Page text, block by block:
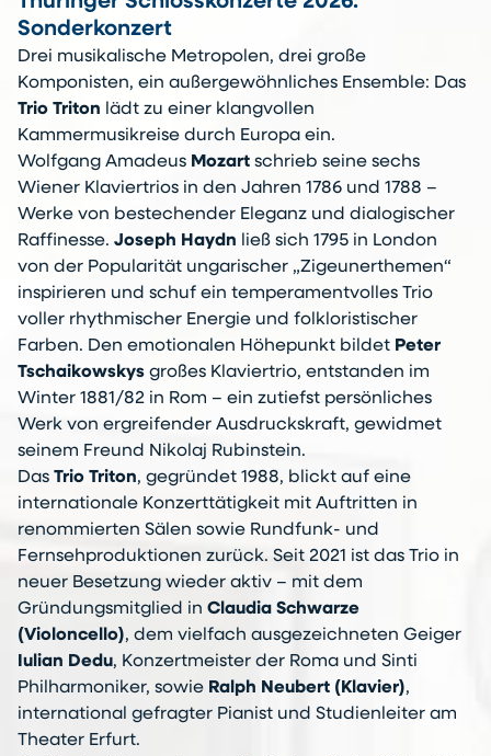
Sonderkonzert
Drei musikalische Metropolen, drei große
Komponisten, ein außergewöhnliches Ensemble: Das
Trio Triton lädt zu einer klangvollen
Kammermusikreise durch Europa ein.
Wolfgang Amadeus Mozart schrieb seine sechs
Wiener Klaviertrios in den Jahren 1786 und 1788 –
Werke von bestechender Eleganz und dialogischer
Raffinesse. Joseph Haydn ließ sich 1795 in London
von der Popularität ungarischer „Zigeunerthemen“
inspirieren und schuf ein temperamentvolles Trio
voller rhythmischer Energie und folkloristischer
Farben. Den emotionalen Höhepunkt bildet Peter
Tschaikowskys großes Klaviertrio, entstanden im
Winter 1881/82 in Rom – ein zutiefst persönliches
Werk von ergreifender Ausdruckskraft, gewidmet
seinem Freund Nikolaj Rubinstein.
Das Trio Triton, gegründet 1988, blickt auf eine
internationale Konzerttätigkeit mit Auftritten in
renommierten Sälen sowie Rundfunk- und
Fernsehproduktionen zurück. Seit 2021 ist das Trio in
neuer Besetzung wieder aktiv – mit dem
Gründungsmitglied in Claudia Schwarze
(Violoncello), dem vielfach ausgezeichneten Geiger
Iulian Dedu, Konzertmeister der Roma und Sinti
Philharmoniker, sowie Ralph Neubert (Klavier),
international gefragter Pianist und Studienleiter am
Theater Erfurt.